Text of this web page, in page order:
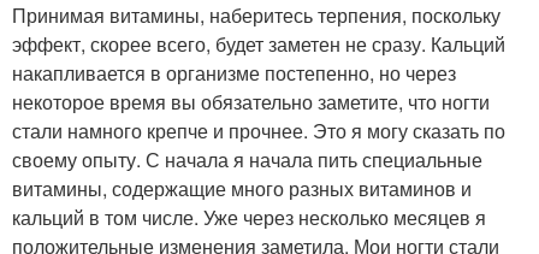
Принимая витамины, наберитесь терпения, поскольку
эффект, скорее всего, будет заметен не сразу. Кальций
накапливается в организме постепенно, но через
некоторое время вы обязательно заметите, что ногти
стали намного крепче и прочнее. Это я могу сказать по
своему опыту. С начала я начала пить специальные
витамины, содержащие много разных витаминов и
кальций в том числе. Уже через несколько месяцев я
положительные изменения заметила. Мои ногти стали